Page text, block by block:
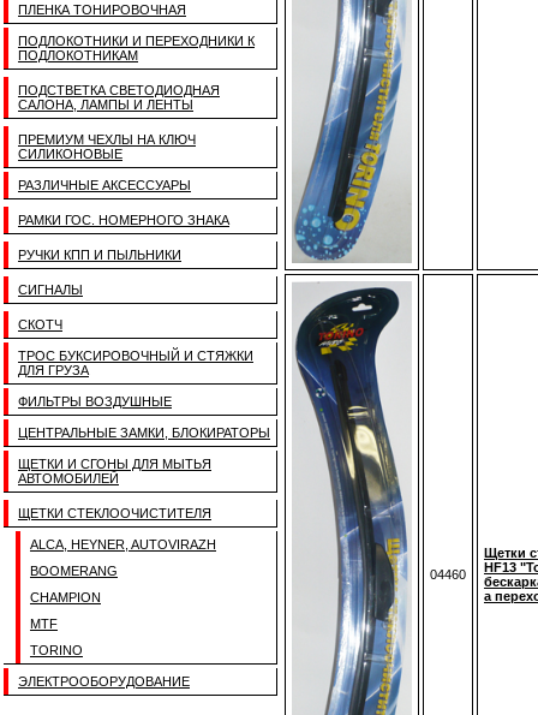
ПЛЕНКА ТОНИРОВОЧНАЯ
ПОДЛОКОТНИКИ И ПЕРЕХОДНИКИ К
ПОДЛОКОТНИКАМ
ПОДСТВЕТКА СВЕТОДИОДНАЯ
САЛОНА, ЛАМПЫ И ЛЕНТЫ
ПРЕМИУМ ЧЕХЛЫ НА КЛЮЧ
СИЛИКОНОВЫЕ
РАЗЛИЧНЫЕ АКСЕССУАРЫ
РАМКИ ГОС. НОМЕРНОГО ЗНАКА
РУЧКИ КПП И ПЫЛЬНИКИ
СИГНАЛЫ
СКОТЧ
ТРОС БУКСИРОВОЧНЫЙ И СТЯЖКИ
ДЛЯ ГРУЗА
ФИЛЬТРЫ ВОЗДУШНЫЕ
ЦЕНТРАЛЬНЫЕ ЗАМКИ, БЛОКИРАТОРЫ
ЩЕТКИ И СГОНЫ ДЛЯ МЫТЬЯ
АВТОМОБИЛЕЙ
ЩЕТКИ СТЕКЛООЧИСТИТЕЛЯ
ALCA, HEYNER, AUTOVIRAZH
BOOMERANG
CHAMPION
MTF
TORINO
ЭЛЕКТРООБОРУДОВАНИЕ
04460
Щетки
HF13
а